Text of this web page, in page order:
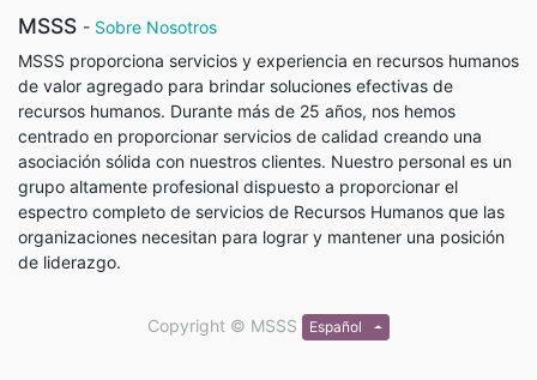
MSSS - Sobre Nosotros
MSSS proporciona servicios y experiencia en recursos humanos
de valor agregado para brindar soluciones efectivas de
recursos humanos. Durante más de 25 años, nos hemos
centrado en proporcionar servicios de calidad creando una
asociación sólida con nuestros clientes. Nuestro personal es un
grupo altamente profesional dispuesto a proporcionar el
espectro completo de servicios de Recursos Humanos que las
organizaciones necesitan para lograr y mantener una posición
de liderazgo.
Copyright © MSSS Español